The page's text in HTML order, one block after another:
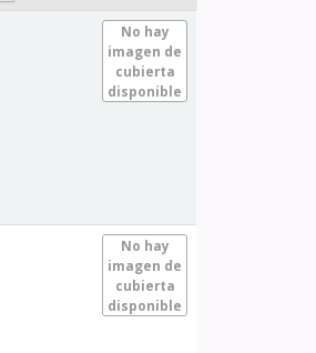
No hay
imagen de
cubierta
disponible
No hay
imagen de
cubierta
disponible